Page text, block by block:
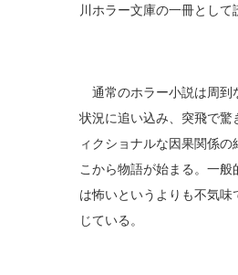
川ホラー文庫の一冊として
通常のホラー小説は周到
状況に追い込み、突飛で
ィクショナルな因果関係
こから物語が始まる。一
は怖いというよりも不気
じている。